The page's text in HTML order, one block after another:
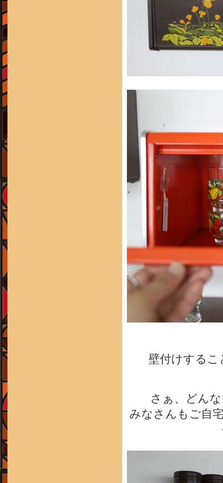
壁付けする
さぁ、どん
みなさんもご自